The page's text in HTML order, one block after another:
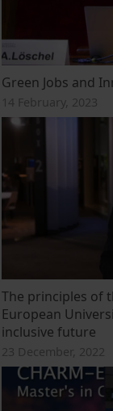
Green Jobs and
14 February, 2023
The principles of
European
inclusive future
23 December, 2022